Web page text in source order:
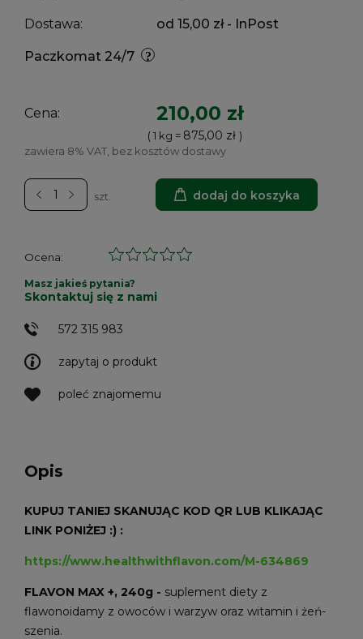
Dostawa: od 15,00 zł - InPost
Paczkomat 24/7
Cena: 210,00 zł
( 1 kg = 875,00 zł )
zawiera 8% VAT, bez kosztów dostawy
szt. dodaj do koszyka
Ocena:
zapytaj o produkt
poleć znajomemu
Masz jakieś pytania?
Skontaktuj się z nami
572 315 983
Opis
KUPUJ TANIEJ SKANUJĄC KOD QR LUB KLIKAJĄC
LINK PONIŻEJ :) :
https://www.healthwithflavon.com/M-634869
FLAVON MAX +, 240g - suplement diety z
flawonoidamy z owoców i warzyw oraz witamin i żeń-
szenia.